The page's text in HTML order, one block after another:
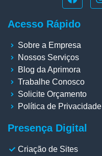
Acesso Rápido
Sobre a Empresa
Nossos Serviços
Blog da Aprimora
Trabalhe Conosco
Solicite Orçamento
Política de Privacidade
Presença Digital
Criação de Sites